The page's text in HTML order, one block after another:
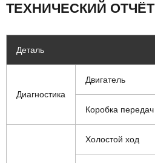
ТЕХНИЧЕСКИЙ ОТЧЁТ
Деталь
Диагностика
Двигатель
Коробка передач
Холостой ход